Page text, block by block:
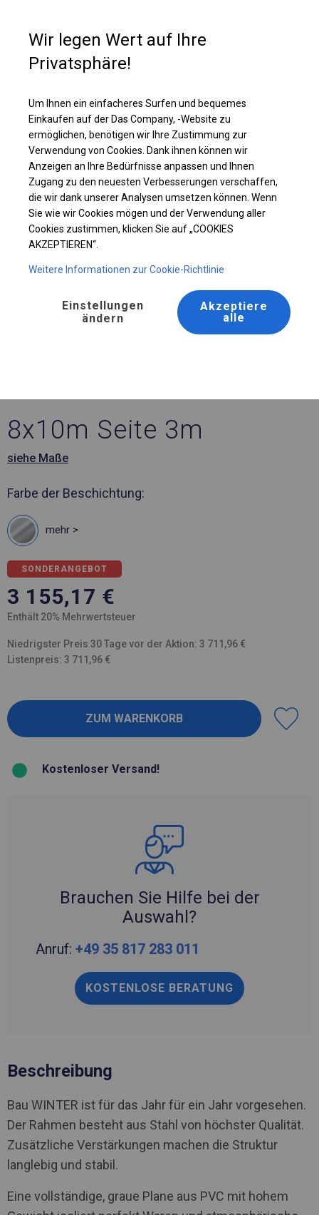
Ganzjährig geöffnete Zelthalle | 8x10 m
8x10m Seite 3m
siehe Maße
Farbe der Beschichtung:
mehr >
SONDERANGEBOT
3 155,17 €
Enthält 20% Mehrwertsteuer
Niedrigster Preis 30 Tage vor der Aktion: 3 711,96 €
Listenpreis: 3 711,96 €
Kostenloser Versand!
Brauchen Sie Hilfe bei der
Auswahl?
Anruf: +49 35 817 283 011
KOSTENLOSE BERATUNG
Beschreibung
Bau WINTER ist für das Jahr für ein Jahr vorgesehen.
Der Rahmen besteht aus Stahl von höchster Qualität.
Zusätzliche Verstärkungen machen die Struktur
langlebig und stabil.
Eine vollständige, graue Plane aus PVC mit hohem
Wir legen Wert auf Ihre
Privatsphäre!
Um Ihnen ein einfacheres Surfen und bequemes
Einkaufen auf der Das Company, -Website zu
ermöglichen, benötigen wir Ihre Zustimmung zur
Verwendung von Cookies. Dank ihnen können wir
Anzeigen an Ihre Bedürfnisse anpassen und Ihnen
Zugang zu den neuesten Verbesserungen verschaffen,
die wir dank unserer Analysen umsetzen können. Wenn
Sie wie wir Cookies mögen und der Verwendung aller
Cookies zustimmen, klicken Sie auf „COOKIES
AKZEPTIEREN“.
Weitere Informationen zur Cookie-Richtlinie
Einstellungen
ändern
Akzeptiere
alle